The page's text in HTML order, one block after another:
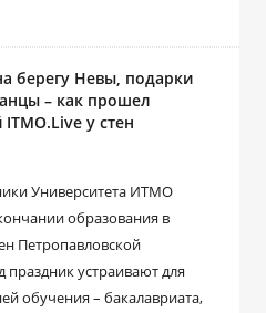
берегу Невы, подарки
– как прошел
у стен
Университета ИТМО
образования в
Петропавловской
праздник устраивают для
обучения – бакалавриата,